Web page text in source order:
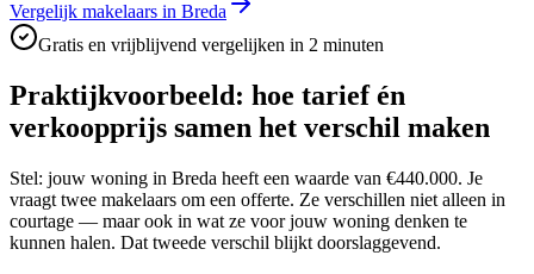
Vergelijk makelaars in Breda
Gratis en vrijblijvend vergelijken in 2 minuten
Praktijkvoorbeeld: hoe tarief én
verkoopprijs samen het verschil maken
Stel: jouw woning in Breda heeft een waarde van €440.000. Je
vraagt twee makelaars om een offerte. Ze verschillen niet alleen in
courtage — maar ook in wat ze voor jouw woning denken te
kunnen halen. Dat tweede verschil blijkt doorslaggevend.